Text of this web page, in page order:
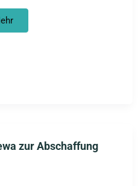
zur Abschaffung